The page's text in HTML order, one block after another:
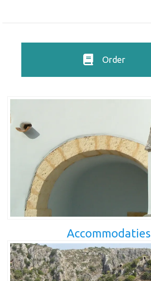
Order
Accommodaties